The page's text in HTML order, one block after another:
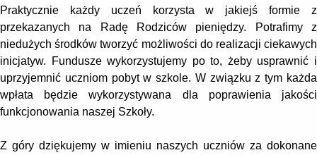
Praktycznie każdy uczeń korzysta w jakiejś formie z
przekazanych na Radę Rodziców pieniędzy. Potrafimy z
niedużych środków tworzyć możliwości do realizacji ciekawych
inicjatyw. Fundusze wykorzystujemy po to, żeby usprawnić i
uprzyjemnić uczniom pobyt w szkole. W związku z tym każda
wpłata będzie wykorzystywana dla poprawienia jakości
funkcjonowania naszej Szkoły.
Z góry dziękujemy w imieniu naszych uczniów za dokonane